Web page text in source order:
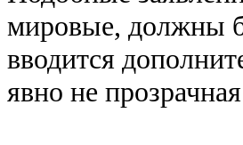
мировые, должны
вводится
явно не